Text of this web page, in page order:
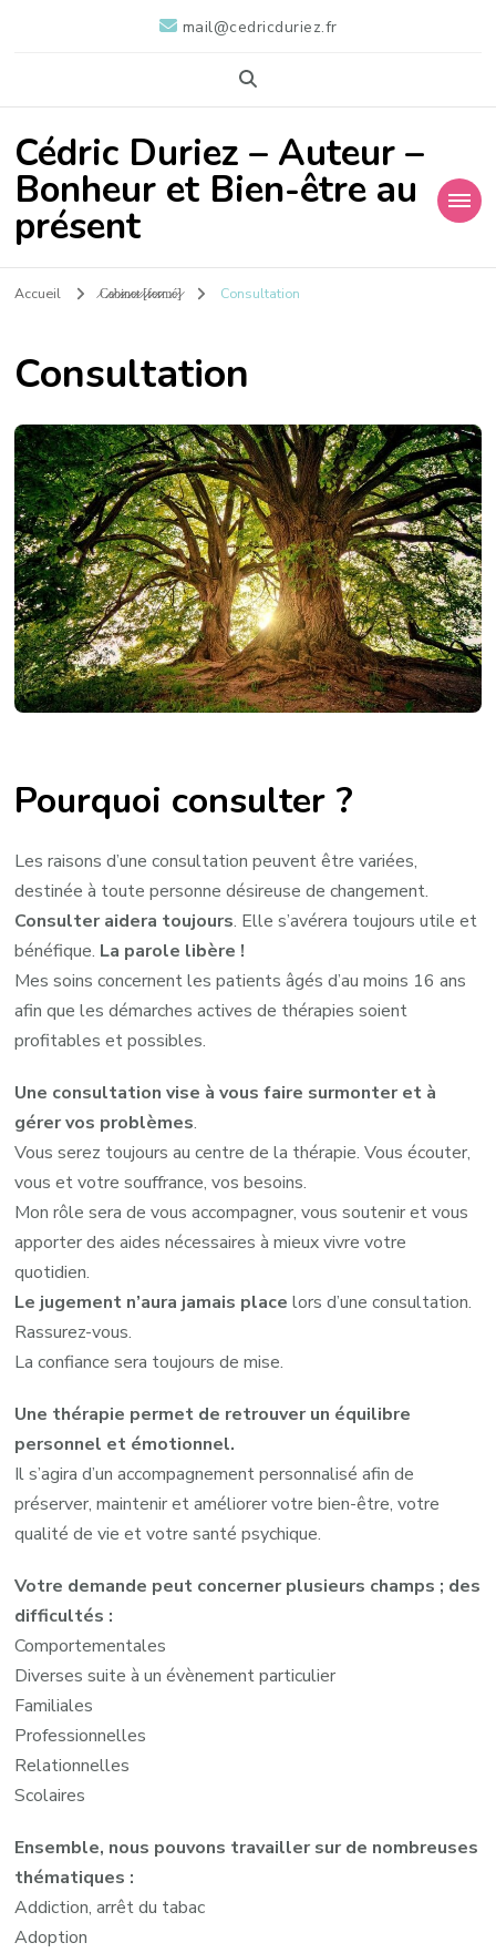
mail@cedricduriez.fr
Cédric Duriez – Auteur –
Bonheur et Bien-être au
présent
Accueil ̷C̷̷a̷̷b̷̷i̷̷n̷̷e̷̷t̷ ̷[̷̷f̷̷e̷̷r̷̷m̷é̷]̷ Consultation
Consultation
Pourquoi consulter ?
Les raisons d’une consultation peuvent être variées,
destinée à toute personne désireuse de changement.
Consulter aidera toujours. Elle s’avérera toujours utile et
bénéfique. La parole libère !
Mes soins concernent les patients âgés d’au moins 16 ans
afin que les démarches actives de thérapies soient
profitables et possibles.
Une consultation vise à vous faire surmonter et à
gérer vos problèmes.
Vous serez toujours au centre de la thérapie. Vous écouter,
vous et votre souffrance, vos besoins.
Mon rôle sera de vous accompagner, vous soutenir et vous
apporter des aides nécessaires à mieux vivre votre
quotidien.
Le jugement n’aura jamais place lors d’une consultation.
Rassurez-vous.
La confiance sera toujours de mise.
Une thérapie permet de retrouver un équilibre
personnel et émotionnel.
Il s’agira d’un accompagnement personnalisé afin de
préserver, maintenir et améliorer votre bien-être, votre
qualité de vie et votre santé psychique.
Votre demande peut concerner plusieurs champs ; des
difficultés :
Comportementales
Diverses suite à un évènement particulier
Familiales
Professionnelles
Relationnelles
Scolaires
Ensemble, nous pouvons travailler sur de nombreuses
thématiques :
Addiction, arrêt du tabac
Adoption